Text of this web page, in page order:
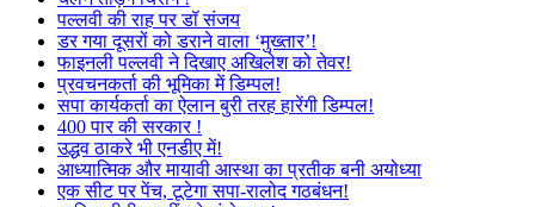
पल्लवी की राह पर डॉ संजय
डर गया दूसरों को डराने वाला ‘मुख्तार’!
फाइनली पल्लवी ने दिखाए अखिलेश को तेवर!
प्रवचनकर्ता की भूमिका में डिम्पल!
सपा कार्यकर्ता का ऐलान बुरी तरह हारेंगी डिम्पल!
400 पार की सरकार !
उद्धव ठाकरे भी एनडीए में!
आध्यात्मिक और मायावी आस्था का प्रतीक बनी अयोध्या
एक सीट पर पेंच, टूटेगा सपा-रालोद गठबंधन!